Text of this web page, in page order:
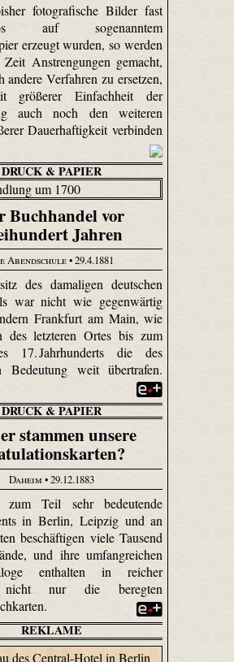
fotografische Bilder fast
auf sogenanntem
erzeugt wurden, so werden
Anstrengungen gemacht,
andere Verfahren zu ersetzen,
größerer Einfachheit der
auch noch den weiteren
Dauerhaftigkeit verbinden
DRUCK & PAPIER
Buchhandel vor
Jahren
Abendschule• 29.4.1881
des damaligen deutschen
war nicht wie gegenwärtig
Frankfurt am Main, wie
des letzteren Ortes bis zum
17. Jahrhunderts die des
Bedeutung weit übertrafen.
DRUCK & PAPIER
stammen unsere
Daheim• 29.12.1883
zum Teil sehr bedeutende
in Berlin, Leipzig und an
beschäftigen viele Tausend
und ihre umfangreichen
enthalten in reicher
nicht nur die beregten
REKLAME